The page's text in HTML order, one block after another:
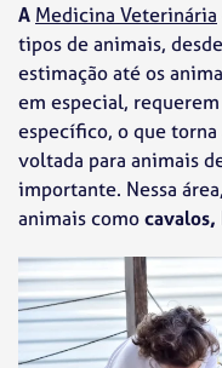
A Medicina Veterinária
tipos de animais,
estimação até os
em especial,
específico, o que
voltada para animais
importante. Nessa
animais como